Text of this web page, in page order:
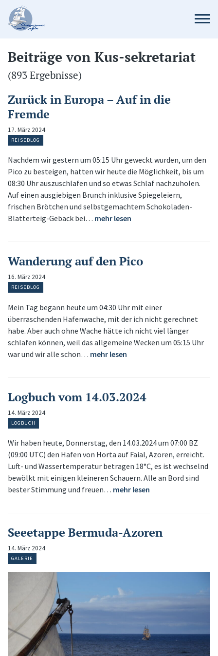
Beiträge von Kus-sekretariat
(893 Ergebnisse)
Zurück in Europa – Auf in die
Fremde
17. März 2024
REISEBLOG
Nachdem wir gestern um 05:15 Uhr geweckt wurden, um den
Pico zu besteigen, hatten wir heute die Möglichkeit, bis um
08:30 Uhr auszuschlafen und so etwas Schlaf nachzuholen.
Auf einen ausgiebigen Brunch inklusive Spiegeleiern,
frischen Brötchen und selbstgemachtem Schokoladen-
Blätterteig-Gebäck bei… mehr lesen
Wanderung auf den Pico
16. März 2024
REISEBLOG
Mein Tag begann heute um 04:30 Uhr mit einer
überraschenden Hafenwache, mit der ich nicht gerechnet
habe. Aber auch ohne Wache hätte ich nicht viel länger
schlafen können, weil das allgemeine Wecken um 05:15 Uhr
war und wir alle schon… mehr lesen
Logbuch vom 14.03.2024
14. März 2024
LOGBUCH
Wir haben heute, Donnerstag, den 14.03.2024 um 07:00 BZ
(09:00 UTC) den Hafen von Horta auf Faial, Azoren, erreicht.
Luft- und Wassertemperatur betragen 18°C, es ist wechselnd
bewölkt mit einigen kleineren Schauern. Alle an Bord sind
bester Stimmung und freuen… mehr lesen
Seeetappe Bermuda-Azoren
14. März 2024
GALERIE